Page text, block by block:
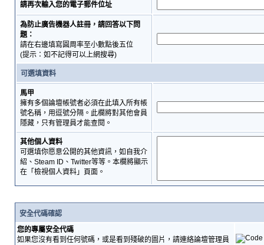
請再次輸入您的電子郵件位址
為防止廣告機器人註冊，請回答以下問
題：
請在右邊填寫圓周率至小數點後五位
(提示：如不記得可以上網搜尋)
可選填資料
馬甲
擁有多個論壇帳號者必須在此填入所有帳
號名稱，用逗號分隔。此欄將對其他會員
隱藏，只有管理員才能查閱。
其他個人資料
可選填你愿意公開的其他資訊，如自我介
紹、Steam ID、Twitter等等。本欄將顯示
在「檢視個人資料」頁面。
安全代碼確認
您的專屬安全代碼
如果您沒有看到任何號碼，或是看到殘破的圖片，請連絡論壇管理員